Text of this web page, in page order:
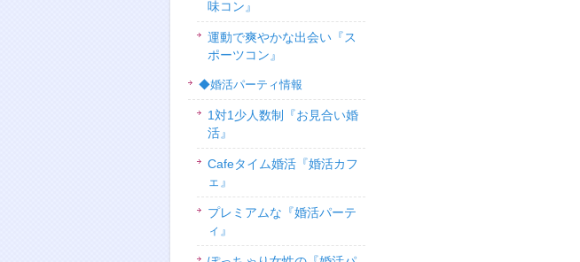
味コン』
運動で爽やかな出会い『ス
ポーツコン』
◆婚活パーティ情報
1対1少人数制『お見合い婚
活』
Cafeタイム婚活『婚活カフ
ェ』
プレミアムな『婚活パーテ
ィ』